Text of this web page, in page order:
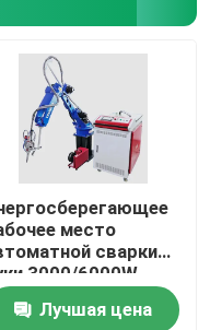
место
сварки
3000/6000W
Лучшая цена